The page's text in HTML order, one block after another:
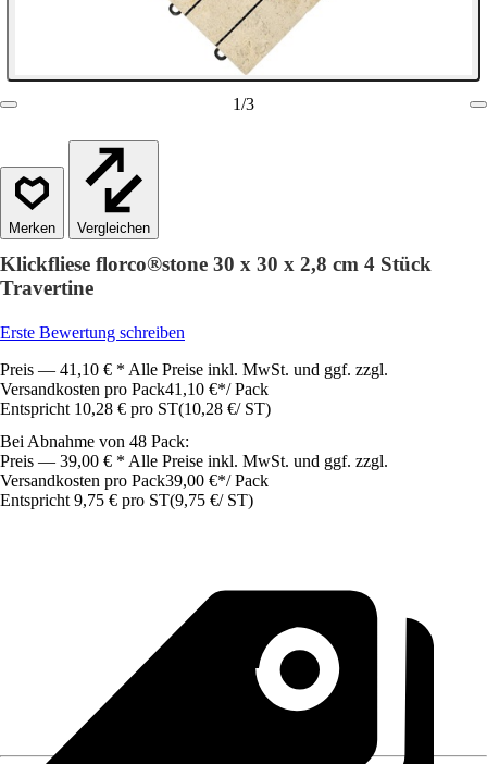
1/3
Vergleichen
Klickfliese florco®stone 30 x 30 x 2,8 cm 4 Stück
Travertine
Erste Bewertung schreiben
Preis — 41,10 € * Alle Preise inkl. MwSt. und ggf. zzgl.
Versandkosten pro Pack41,10 €*/ Pack
Entspricht 10,28 € pro ST(10,28 €/ ST)
Bei Abnahme von 48 Pack:
Preis — 39,00 € * Alle Preise inkl. MwSt. und ggf. zzgl.
Versandkosten pro Pack39,00 €*/ Pack
Entspricht 9,75 € pro ST(9,75 €/ ST)